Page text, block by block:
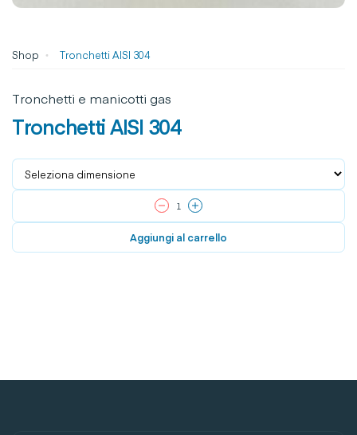
Shop Tronchetti AISI 304
Tronchetti e manicotti gas
Tronchetti AISI 304
Aggiungi al carrello